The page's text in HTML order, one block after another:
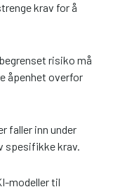
krav for å
risiko må
åpenhet overfor
faller inn under
spesifikke krav.
modeller til